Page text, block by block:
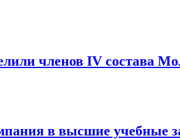
членов IV состава
в высшие учебные